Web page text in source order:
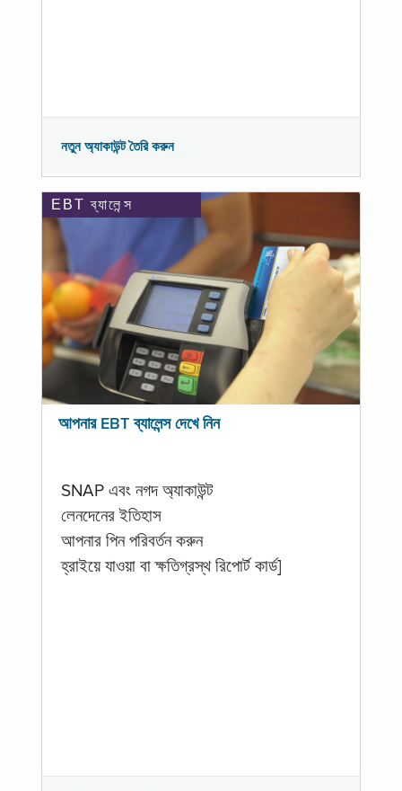
নতুন অ্যাকাউন্ট তৈরি করুন
EBT ব্যালেন্স
আপনার EBT ব্যালেন্স দেখে নিন
SNAP এবং নগদ অ্যাকাউন্ট
লেনদেনের ইতিহাস
আপনার পিন পরিবর্তন করুন
হ্রাইয়ে যাওয়া বা ক্ষতিগ্রস্থ রিপোর্ট কার্ড]